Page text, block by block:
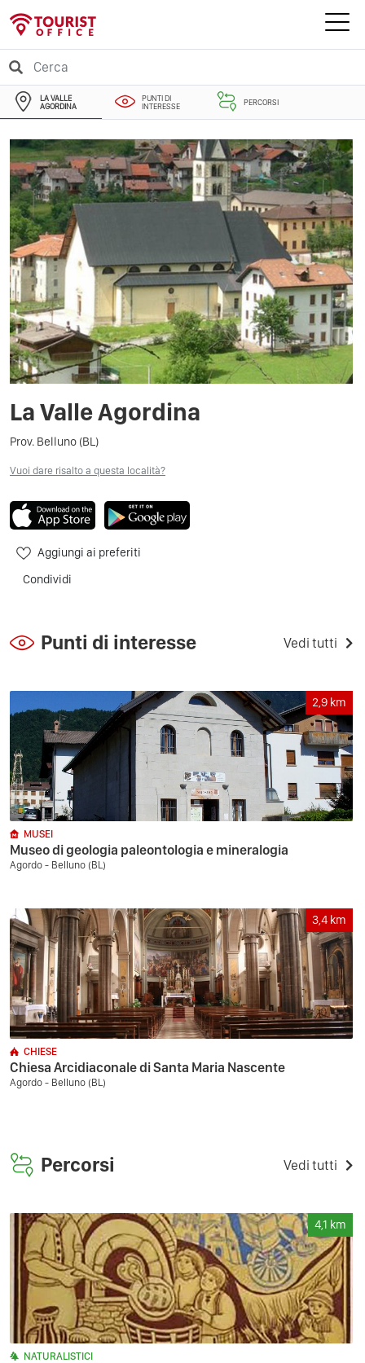
LA VALLE
AGORDINA
PUNTI DI
INTERESSE
PERCORSI
La Valle Agordina
Prov. Belluno (BL)
Vuoi dare risalto a questa località?
Aggiungi ai preferiti
Condividi
Punti di interesse Vedi tutti
2,9 km
MUSEI
Museo di geologia paleontologia e mineralogia
Agordo - Belluno (BL)
3,4 km
CHIESE
Chiesa Arcidiaconale di Santa Maria Nascente
Agordo - Belluno (BL)
Percorsi Vedi tutti
4,1 km
NATURALISTICI